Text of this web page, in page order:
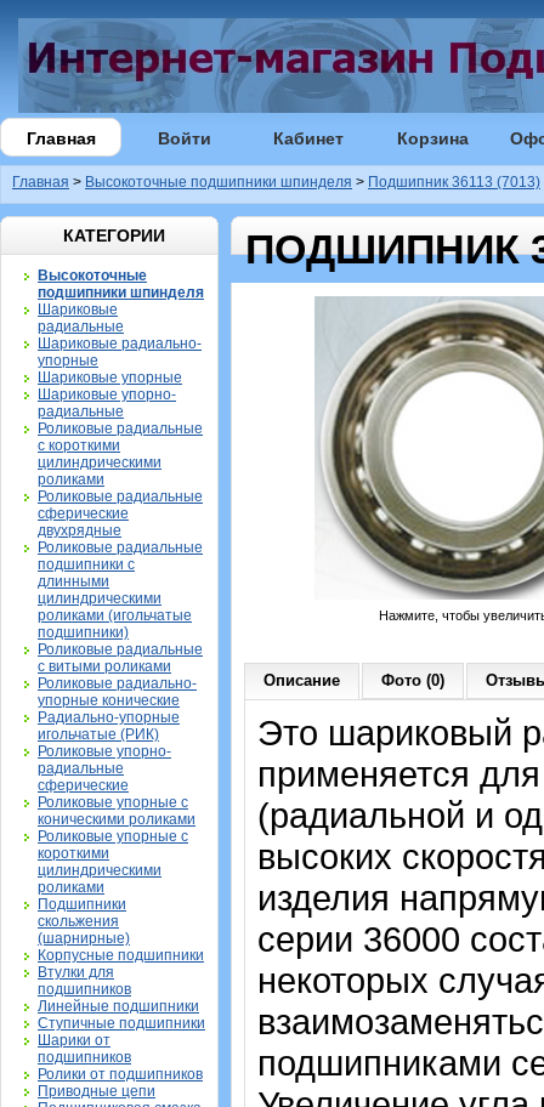
Главная Войти Кабинет Корзина
Главная > Высокоточные подшипники шпинделя > Подшипник 36113 (7013)
КАТЕГОРИИ
Высокоточные
подшипники шпинделя
Шариковые
радиальные
Шариковые радиально-
упорные
Шариковые упорные
Шариковые упорно-
радиальные
Роликовые радиальные
с короткими
цилиндрическими
роликами
Роликовые радиальные
сферические
двухрядные
Роликовые радиальные
подшипники с
длинными
цилиндрическими
роликами (игольчатые
подшипники)
Роликовые радиальные
с витыми роликами
Роликовые радиально-
упорные конические
Радиально-упорные
игольчатые (РИК)
Роликовые упорно-
радиальные
сферические
Роликовые упорные с
коническими роликами
Роликовые упорные с
короткими
цилиндрическими
роликами
Подшипники
скольжения
(шарнирные)
Корпусные подшипники
Втулки для
подшипников
Линейные подшипники
Ступичные подшипники
Шарики от
подшипников
Ролики от подшипников
Приводные цепи
ПОДШИПНИК
Нажмите, чтобы
Описание Фото (0)
Это шариковый
применяется
(радиальной и
высоких
изделия
серии 36000
некоторых
подшипниками